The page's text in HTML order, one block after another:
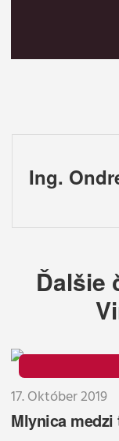
Ing.
Ďalšie
17. Október 2019
Mlynica